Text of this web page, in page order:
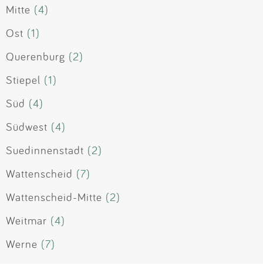
Mitte (4)
Ost (1)
Querenburg (2)
Stiepel (1)
Süd (4)
Südwest (4)
Suedinnenstadt (2)
Wattenscheid (7)
Wattenscheid-Mitte (2)
Weitmar (4)
Werne (7)